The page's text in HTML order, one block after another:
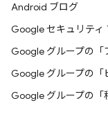
Android ブログ
Google セキュリティ
Google グループの「
Google グループの「
Google グループの「